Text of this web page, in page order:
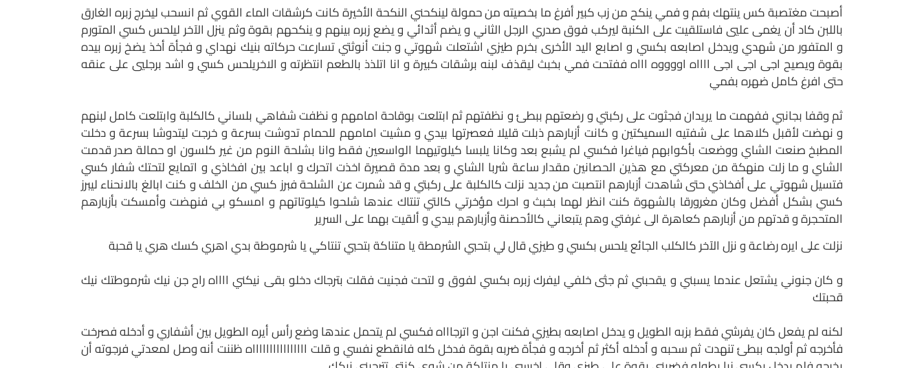
أصبحت مغتصبة كس ينتهك بفم و فمي ينكح من زب كبير أفرغ ما بخصيته من حمولة لينكحني النكحة الأخيرة كانت كرشقات الماء القوي ثم انسحب ليخرج زبره الغارق
باللبن كاد أن يغمى عليي فاستلقيت على الكنبة ليركب فوق صدري الرجل الثاني و يضم أثدائي و يضع زبره بينهم و ينكحهم بقوة وثم ينزل الآخر ليلحس كسي المتورم
و المتفور من شهدي ويدخل اصابعه بكسي و اصابع اليد الأخرى بخرم طيزي اشتعلت شهوتي و جنت أنوثتي تسارعت حركاته بنيك نهداي و فجأة أخذ يضخ زبره بيده
بقوة ويصيح اجى اجى اجى ااااه اووووه اااه ففتحت فمي بخبث ليقذف لبنه برشقات كبيرة و انا اتلذذ بالطعم انتظرته و الاخريلحس كسي و اشد برجليي على عنقه
حتى افرغ كامل ضهره بفمي
ثم وقفا بجانبي ففهمت ما يريدان فجثوت على ركبتي و رضعتهم ببطئ و نظفتهم ثم ابتلعت بوقاحة امامهم و نظفت شفاهي بلساني كالكلبة وابتلعت كامل لبنهم
و نهضت لأقبل كلاهما على شفتيه السميكتين و كانت أزبارهم ذبلت قليلا فعصرتها بيدي و مشيت امامهم للحمام تدوشت بسرعة و خرجت ليتدوشا بسرعة و دخلت
المطبخ صنعت الشاي ووضعت بأكوابهم فياغرا فكسي لم يشبع بعد وكانا يلبسا كيلوتيهما الواسعين فقط وانا بشلحة النوم من غير كلسون او حمالة صدر قدمت
الشاي و ما زلت منهكة من معركتي مع هذين الحصانين مقدار ساعة شربا الشاي و بعد مدة قصيرة اخذت اتحرك و اباعد بين افخاذي و اتمايع لتحتك شفار كسي
فتسيل شهوتي على أفخاذي حتى شاهدت أزبارهم انتصبت من جديد نزلت كالكلبة على ركبتي و قد شمرت عن الشلحة فبرز كسي من الخلف و كنت ابالغ بالانحناء ليبرز
كسي بشكل أفضل وكان مغرورقا بالشهوة كنت انظر لهما بخبث و احرك مؤخرتي كالتي تنتاك عندها شلحوا كيلوتاتهم و امسكو بي فنهضت وأمسكت بأزبارهم
المتحجرة و قدتهم من أزبارهم كعاهرة الى غرفتي وهم يتبعاني كالأحصنة وأزبارهم بيدي و ألقيت بهما على السرير
نزلت على ايره رضاعة و نزل الآخر كالكلب الجائع يلحس بكسي و طيزي قال لي بتحبي الشرمطة يا متناكة بتحبي تنتاكي يا شرموطة بدي اهري كسك هري يا قحبة
و كان جنوني يشتعل عندما يسبني و يقحبني ثم جثى خلفي ليفرك زبره بكسي لفوق و لتحت فجنيت فقلت بترجاك دخلو بقى نيكني ااااه راح جن نيك شرموطتك نيك
قحبتك
لكنه لم يفعل كان يفرشي فقط بزبه الطويل و يدخل اصابعه بطيزي فكنت اجن و اترجاااه فكسي لم يتحمل عندها وضع رأس أيره الطويل بين أشفاري و أدخله فصرخت
فأخرجه ثم أولجه ببطئ تنهدت ثم سحبه و أدخله أكثر ثم أخرجه و فجأة ضربه بقوة فدخل كله فانقطع نفسي و قلت ااااااااااااااااه ظننت أنه وصل لمعدتي فرجوته أن